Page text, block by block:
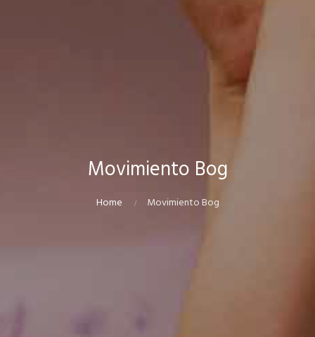
Movimiento Bog
Home Movimiento Bog